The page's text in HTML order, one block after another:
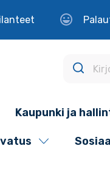
Kaupunki ja